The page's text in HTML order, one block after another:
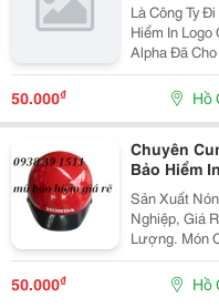
Là Công Ty
Hiểm In
Alpha Đã
Lạ, Kiểu
Mũ Bảo
50.000₫ Hồ
Chuyên
Bảo Hiểm
Sản Xuất
Nghiệp, Giá
Lượng. Món Quà Tặng Ý Nghĩa Dành Cho Khách Hàng
Yêu Quý Của
Bảo Hiểm
Tặng Cho
50.000₫ Hồ